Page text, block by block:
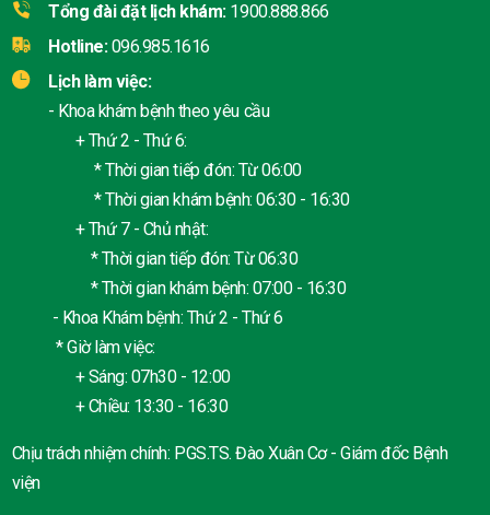
Tổng đài đặt lịch khám: 1900.888.866
Hotline: 096.985.1616
Lịch làm việc:
- Khoa khám bệnh theo yêu cầu
+ Thứ 2 - Thứ 6:
* Thời gian tiếp đón: Từ 06:00
* Thời gian khám bệnh: 06:30 - 16:30
+ Thứ 7 - Chủ nhật:
* Thời gian tiếp đón: Từ 06:30
* Thời gian khám bệnh: 07:00 - 16:30
- Khoa Khám bệnh: Thứ 2 - Thứ 6
* Giờ làm việc:
+ Sáng: 07h30 - 12:00
+ Chiều: 13:30 - 16:30
Chịu trách nhiệm chính: PGS.TS. Đào Xuân Cơ - Giám đốc Bệnh
viện